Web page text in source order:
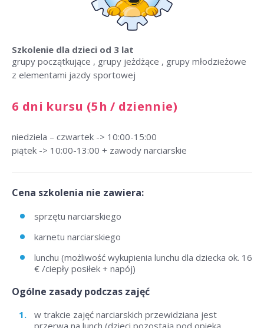
Szkolenie dla dzieci od 3 lat
grupy początkujące , grupy jeżdżące , grupy młodzieżowe
z elementami jazdy sportowej
6 dni kursu (5h / dziennie)
niedziela – czwartek -> 10:00-15:00
piątek -> 10:00-13:00 + zawody narciarskie
Cena szkolenia nie zawiera:
sprzętu narciarskiego
karnetu narciarskiego
lunchu (możliwość wykupienia lunchu dla dziecka ok. 16
€ /ciepły posiłek + napój)
Ogólne zasady podczas zajęć
w trakcie zajęć narciarskich przewidziana jest